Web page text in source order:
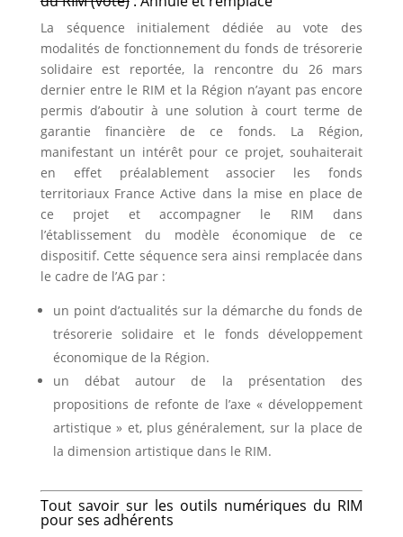
La séquence initialement dédiée au vote des
modalités de fonctionnement du fonds de trésorerie
solidaire est reportée, la rencontre du 26 mars
dernier entre le RIM et la Région n’ayant pas encore
permis d’aboutir à une solution à court terme de
garantie financière de ce fonds. La Région,
manifestant un intérêt pour ce projet, souhaiterait
en effet préalablement associer les fonds
territoriaux France Active dans la mise en place de
ce projet et accompagner le RIM dans
l’établissement du modèle économique de ce
dispositif. Cette séquence sera ainsi remplacée dans
le cadre de l’AG par :
un point d’actualités sur la démarche du fonds de
trésorerie solidaire et le fonds développement
économique de la Région.
un débat autour de la présentation des
propositions de refonte de l’axe « développement
artistique » et, plus généralement, sur la place de
la dimension artistique dans le RIM.
Tout savoir sur les outils numériques du RIM
pour ses adhérents